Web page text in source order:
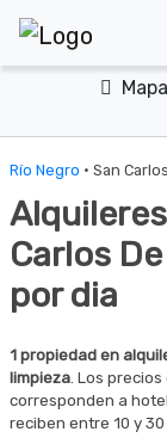
Mapa
Río Negro · San
Carlos
por dia
1 propiedad en
limpieza. Los
corresponden a
reciben entre 10 y